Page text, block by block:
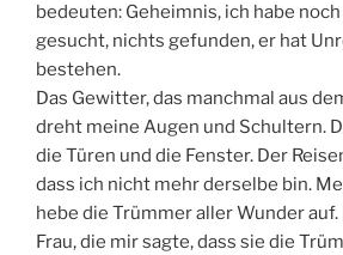
bedeuten: Geheimnis, ich habe
gesucht, nichts gefunden, er hat
bestehen.
Das Gewitter, das manchmal aus
dreht meine Augen und Schultern.
die Türen und die Fenster. Der
dass ich nicht mehr derselbe bin.
hebe die Trümmer aller Wunder auf.
Frau, die mir sagte, dass sie die